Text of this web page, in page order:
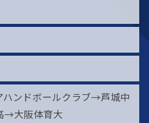
ハンドボールクラブ→芦城中
→大阪体育大